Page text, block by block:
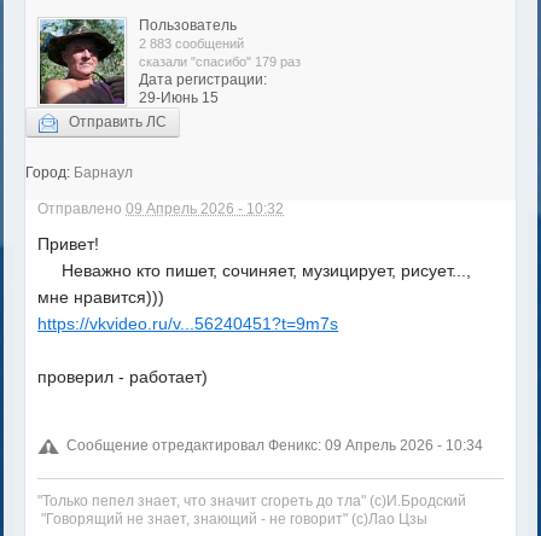
Пользователь
2 883 сообщений
сказали "спасибо" 179 раз
Дата регистрации:
29-Июнь 15
Отправить ЛС
Город: Барнаул
Отправлено09 Апрель 2026 - 10:32
Привет!
Неважно кто пишет, сочиняет, музицирует, рисует...,
мне нравится)))
https://vkvideo.ru/v...56240451?t=9m7s
проверил - работает)
Сообщение отредактировал Феникс: 09 Апрель 2026 - 10:34
"Только пепел знает, что значит сгореть до тла" (с)И.Бродский
"Говорящий не знает, знающий - не говорит" (с)Лао Цзы